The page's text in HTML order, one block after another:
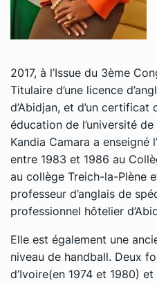
2017, à l’Issue du 3ème
Titulaire d’une licence
d’Abidjan, et d’un certificat
éducation de l’université
Kandia Camara a enseigné
entre 1983 et 1986 au
au collège Treich-la-Plène
professeur d’anglais de
professionnel hôtelier
Elle est également une
niveau de handball. Deux
d’Ivoire(en 1974 et 1980)